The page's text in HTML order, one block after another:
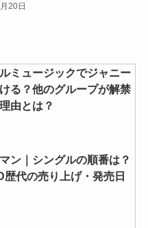
20日
ミュージックでジャニー
る？他のグループが解禁
由とは？
ン｜シングルの順番は？
歴代の売り上げ・発売日